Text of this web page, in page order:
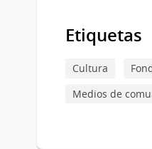
Etiquetas
Cultura
Medios de